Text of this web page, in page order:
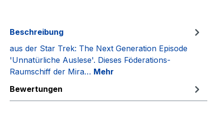
Beschreibung
aus der Star Trek: The Next Generation Episode
'Unnatürliche Auslese'. Dieses Föderations-
Raumschiff der Mira… Mehr
Bewertungen